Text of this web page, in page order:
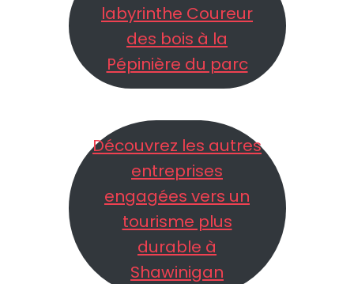
labyrinthe Coureur
des bois à la
Pépinière du parc
Découvrez les autres
entreprises
engagées vers un
tourisme plus
durable à
Shawinigan